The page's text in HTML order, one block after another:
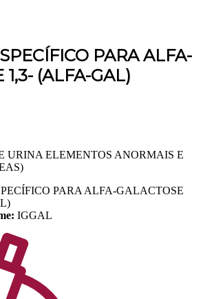
PARA ALFA-
1,3- (ALFA-GAL)
URINA ELEMENTOS ANORMAIS E
PARA ALFA-GALACTOSE
IGGAL